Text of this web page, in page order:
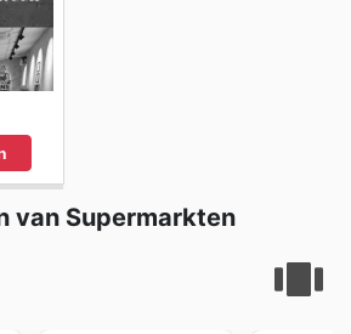
van Supermarkten